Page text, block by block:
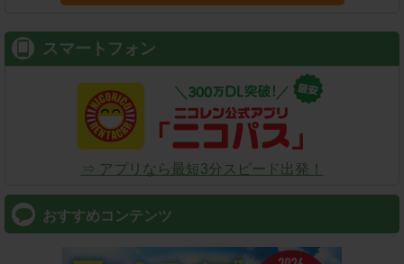
スマートフォン
⇒ アプリなら最短3分スピード出発！
おすすめコンテンツ